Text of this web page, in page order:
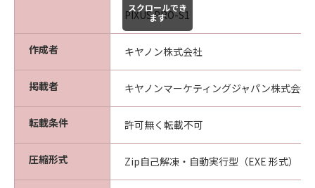
PIXUS PRO-S1
作成者 キヤノン株式会社
掲載者 キヤノンマーケティングジャパン株式会社
転載条件 許可無く転載不可
圧縮形式 Zip自己解凍・自動実行型（EXE 形式）
スクロールでき
ます